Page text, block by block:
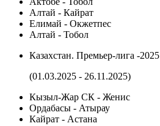
Алтай - Кайрат
Елимай - Окжетпес
Алтай - Тобол
Казахстан. Премьер-лига -2025
(01.03.2025 - 26.11.2025)
Кызыл-Жар СК - Женис
Ордабасы - Атырау
Кайрат - Астана